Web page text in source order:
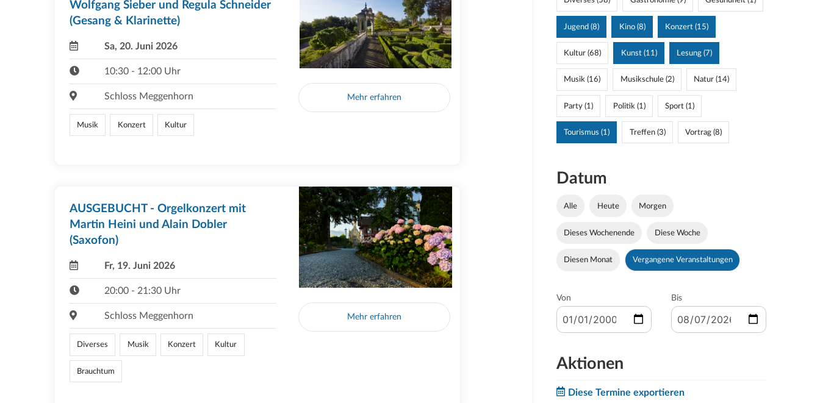
Wolfgang Sieber und Regula Schneider
(Gesang & Klarinette)
Sa, 20. Juni 2026
10:30 - 12:00 Uhr
Schloss Meggenhorn
Musik Konzert Kultur
Mehr erfahren
AUSGEBUCHT - Orgelkonzert mit
Martin Heini und Alain Dobler
(Saxofon)
Fr, 19. Juni 2026
20:00 - 21:30 Uhr
Schloss Meggenhorn
Diverses Musik Konzert Kultur
Brauchtum
Mehr erfahren
Jugend (8) Kino (8) Konzert (15)
Kultur (68) Kunst (11) Lesung (7)
Musik (16) Musikschule (2) Natur (14)
Party (1) Politik (1) Sport (1)
Tourismus (1) Treffen (3) Vortrag (8)
Datum
Alle Heute Morgen
Dieses Wochenende Diese Woche
Diesen Monat Vergangene Veranstaltungen
Von Bis
Aktionen
Diese Termine exportieren